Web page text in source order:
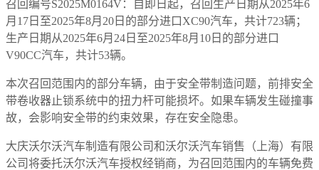
召回编号S2025M0164V：自即日起，召回生产日期从2025年6
月17日至2025年8月20日的部分进口XC90汽车，共计723辆；
生产日期从2025年6月24日至2025年8月10日的部分进口
V90CC汽车，共计53辆。
本次召回范围内的部分车辆，由于安全带制造问题，前排安全
带卷收器止锁系统中的扭力杆可能损坏。如果车辆发生碰撞事
故，会影响安全带的约束效果，存在安全隐患。
大庆沃尔沃汽车制造有限公司和沃尔沃汽车销售（上海）有限
公司将委托沃尔沃汽车授权经销商，为召回范围内的车辆免费